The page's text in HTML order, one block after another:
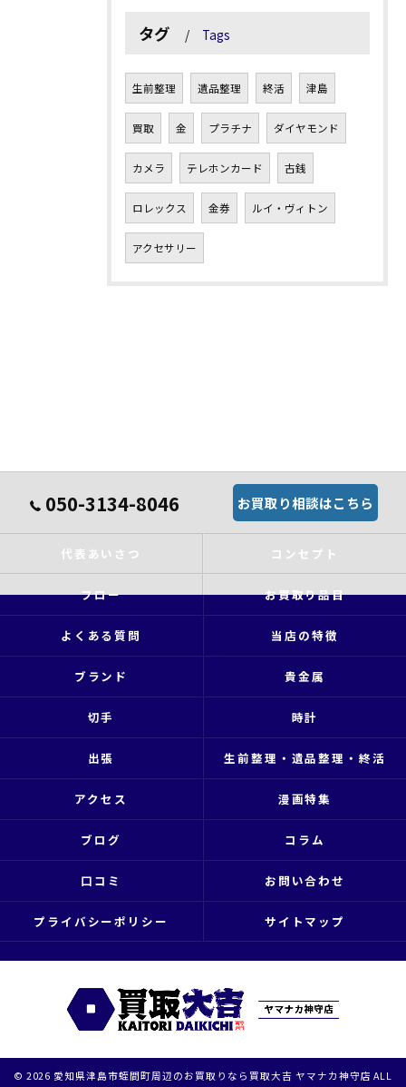
タグ Tags
生前整理 遺品整理 終活 津島
買取 金 プラチナ ダイヤモンド
カメラ テレホンカード 古銭
ロレックス 金券 ルイ・ヴィトン
アクセサリー
050-3134-8046 お買取り相談はこちら
代表あいさつ コンセプト
フロー お買取り品目
よくある質問 当店の特徴
ブランド 貴金属
切手 時計
出張 生前整理・遺品整理・終活
アクセス 漫画特集
ブログ コラム
口コミ お問い合わせ
プライバシーポリシー サイトマップ
© 2026 愛知県津島市蛭間町周辺のお買取りなら買取大吉 ヤマナカ神守店 ALL